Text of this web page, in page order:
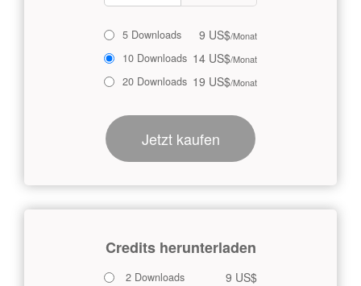
5 Downloads 9 US$/Monat
10 Downloads 14 US$/Monat
20 Downloads 19 US$/Monat
Jetzt kaufen
Credits herunterladen
2 Downloads 9 US$